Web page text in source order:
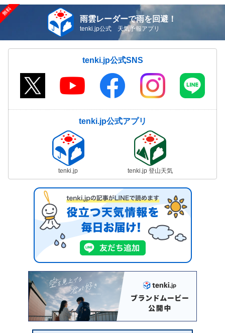
雨雲レーダーで雨を回避！
tenki.jp公式 天気予報アプリ
tenki.jp公式SNS
tenki.jp公式アプリ
tenki.jp tenki.jp 登山天気